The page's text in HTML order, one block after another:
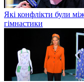
Які конфлікти були
гімнастики